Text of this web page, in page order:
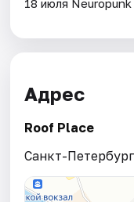
18 июля
Адрес
Roof Place
Санкт-